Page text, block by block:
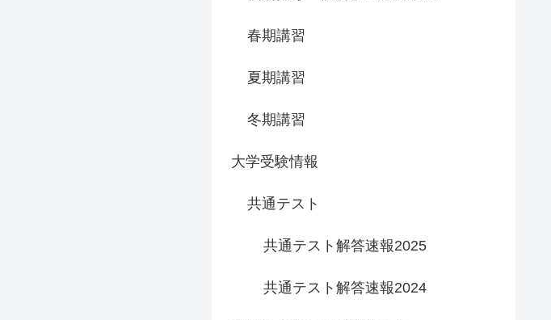
春期講習
夏期講習
冬期講習
大学受験情報
共通テスト
共通テスト解答速報2025
共通テスト解答速報2024